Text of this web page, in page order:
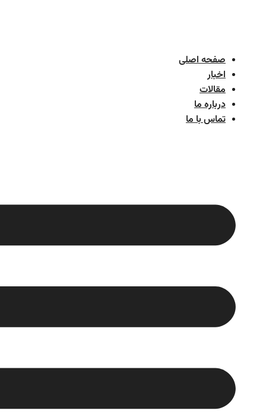
صفحه اصلی
اخبار
مقالات
درباره ما
تماس با ما